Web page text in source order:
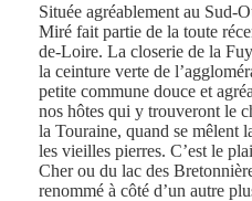
Située agréablement au Sud-
Miré fait partie de la toute
de-Loire. La closerie de la
la ceinture verte de
petite commune douce et
nos hôtes qui y trouveront le
la Touraine, quand se mêlent
les vieilles pierres. C’est le
Cher ou du lac des
renommé à côté d’un autre